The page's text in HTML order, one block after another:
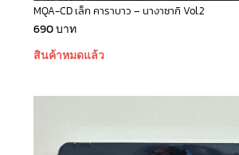
MQA-CD เล็ก คาราบาว – นางาซากิ Vol.2
690บาท
สินค้าหมดแล้ว